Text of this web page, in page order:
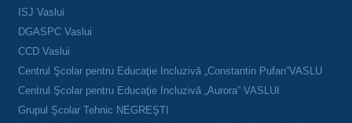
ISJ Vaslui
DGASPC Vaslui
CCD Vaslui
Centrul Şcolar pentru Educaţie Incluzivă „Constantin Pufan”VASLU
Centrul Şcolar pentru Educaţie Incluzivă „Aurora” VASLUI
Grupul Şcolar Tehnic NEGREŞTI